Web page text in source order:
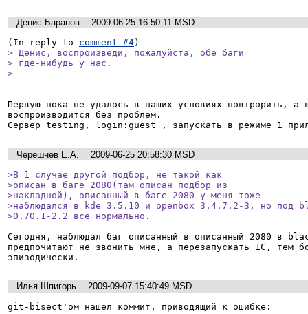
Денис Баранов
2009-06-25 16:50:11 MSD
(In reply to comment #4
> Денис, воспроизведи, пожалуйста, обе баги
> где-нибудь у нас.
>
Первую пока не удалось в наших условиях повтрорить, а
воспроизводится без проблем.
Сервер testing, login:guest , запускать в режиме 1
Черешнев Е.А.
2009-06-25 20:58:30 MSD
>В 1 случае другой подбор, не такой как
>описан в баге 2080(там описан подбор из
>накладной), описанный в баге 2080 у меня тоже
>наблюдался в kde 3.5.10 и openbox 3.4.7.2-3, но под
>0.70.1-2.2 все нормально.
Сегодня, наблюдал баг описанный в описанный 2080 в
предпочитают не звонить мне, а перезапускать 1С, тем
эпизодически.
Илья Шпигорь
2009-09-07 15:40:49 MSD
git-bisect'ом нашел коммит, приводящий к ошибке: